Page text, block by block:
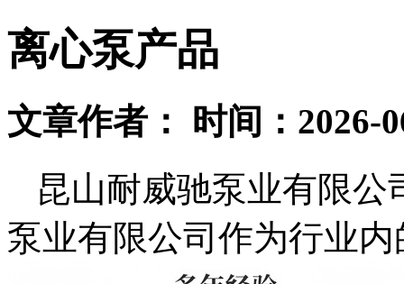
离心泵产品
文章作者： 时间：2026-
昆山耐威驰泵业有限
泵业有限公司作为行业